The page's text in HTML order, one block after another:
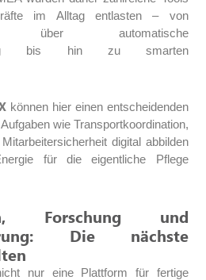
im Alltag entlasten – von
über automatische
bis hin zu smarten
können hier einen entscheidenden
wie Transportkoordination,
digital abbilden
für die eigentliche Pflege
Forschung und
Die nächste
nur eine Plattform für fertige